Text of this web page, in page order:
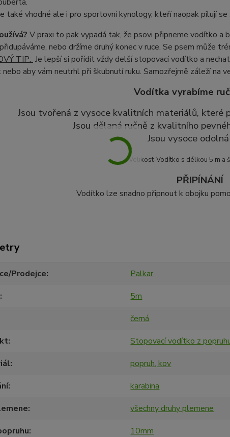
také vhodné ale i pro sportovní kynology, kteří naopak pilují se
V praxi to pak vypadá tak, že psovi připneme vodítko a
nebo držíme druhý konec v ruce. Se psem může
TIP: Je lepší si pořídit vždy delší stopovací vodítko a
nebo aby vám neutrhl při škubnutí ruku. Samozřejmě záleží na
Vodítka vyrabíme
Jsou tvořená z vysoce kvalitních materiálů,
Jsou dělaná ručně z kvalitního
Jsou vysoce
Velikost-Vodítko s délkou 5 m a
PŘIPÍNÁNÍ
Vodítko lze snadno připnout k obojku
Prodejce
Palkar
5m
černá
Stopovací vodítko z
popruh, kov
karabina
všechny druhy plemene
10mm